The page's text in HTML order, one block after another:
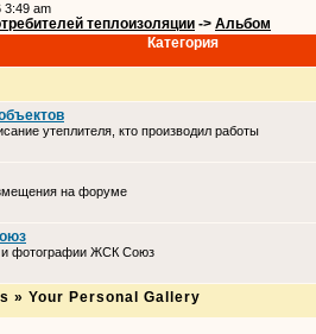
3:49 am
теплоизоляции -> Альбом
Категория
утеплителя, кто производил работы
на форуме
фотографии ЖСК Союз
» Your Personal Gallery